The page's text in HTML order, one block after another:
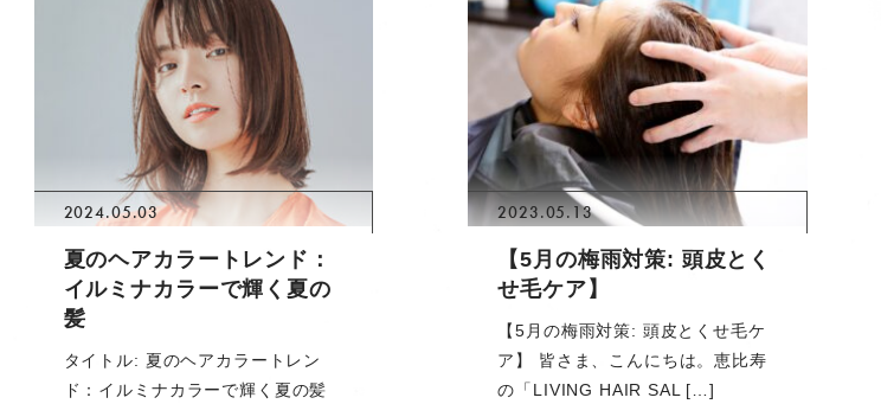
2024.05.03
夏のヘアカラートレンド：
イルミナカラーで輝く夏の
髪
タイトル: 夏のヘアカラートレン
ド：イルミナカラーで輝く夏の髪
2023.05.13
【5月の梅雨対策: 頭皮とく
せ毛ケア】
【5月の梅雨対策: 頭皮とくせ毛ケ
ア】 皆さま、こんにちは。恵比寿
の「LIVING HAIR SAL […]